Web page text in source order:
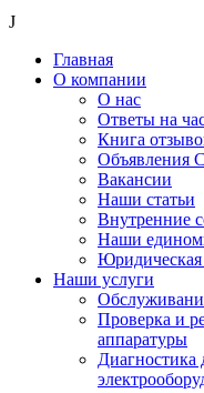
J
Главная
О компании
О нас
Ответы на
Книга
Объявления
Вакансии
Наши статьи
Внутренние
Наши
Наши услуги
Проверка и
аппаратуры
Диагностика